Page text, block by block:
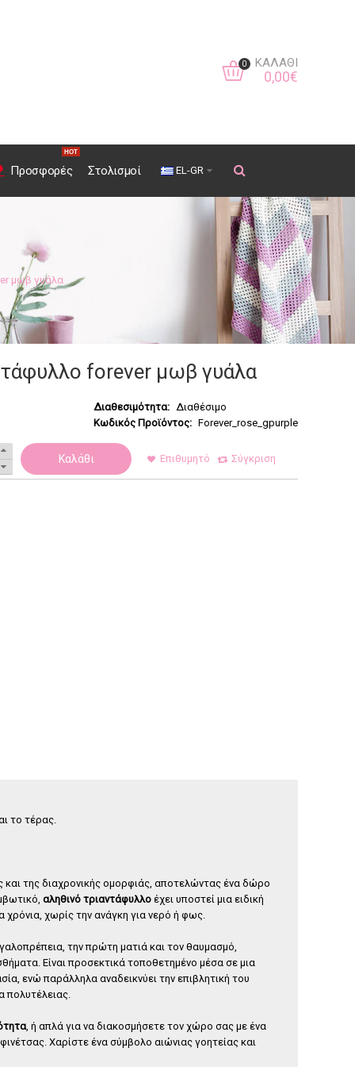
ΚΑΛΆΘΙ
0
0,00€
Προσφορές
HOT
Στολισμοί EL-GR
μωβ γυάλα
forever μωβ γυάλα
Διαθεσιμότητα: Διαθέσιμο
Κωδικός Προϊόντος: Forever_rose_gpurple
Καλάθι Επιθυμητό Σύγκριση
το τέρας.
και της διαχρονικής ομορφιάς, αποτελώντας ένα δώρο
αληθινό τριαντάφυλλο έχει υποστεί μια ειδική
χρόνια, χωρίς την ανάγκη για νερό ή φως.
την πρώτη ματιά και τον θαυμασμό,
Είναι προσεκτικά τοποθετημένο μέσα σε μια
ενώ παράλληλα αναδεικνύει την επιβλητική του
πολυτέλειας.
, ή απλά για να διακοσμήσετε τον χώρο σας με ένα
Χαρίστε ένα σύμβολο αιώνιας γοητείας και